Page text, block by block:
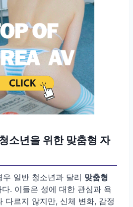
소년을 위한 맞춤형 자
일반 청소년과 달리 맞춤형
다. 이들은 성에 대한 관심과 욕
다르지 않지만, 신체 변화, 감정